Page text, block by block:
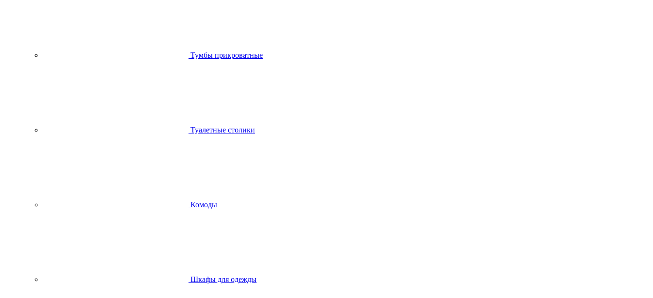
Тумбы прикроватные
Туалетные столики
Комоды
Шкафы для одежды